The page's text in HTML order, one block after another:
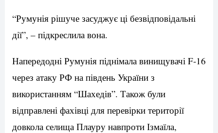
“Румунія рішуче засуджує ці безвідповідальні
дії”, – підкреслила вона.
Напередодні Румунія піднімала винищувачі F-16
через атаку РФ на південь України з
використанням “Шахедів”. Також були
відправлені фахівці для перевірки території
довкола селища Плауру навпроти Ізмаїла,